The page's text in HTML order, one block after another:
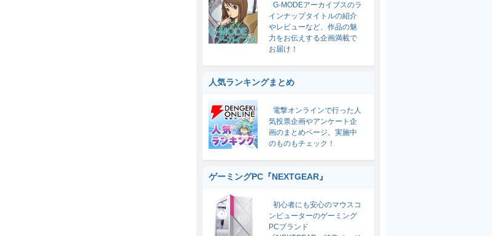
G-MODEアーカイブスのラ
インナップタイトルの紹介
やレビューなど、作品の魅
力をお伝えする企画満載で
お届け！
人気ランキングまとめ
電撃オンラインで行った人
気投票企画やアンケート企
画のまとめページ。実施中
のものもチェック！
ゲーミングPC『NEXTGEAR』
初心者にも安心のマウスコ
ンピューターのゲーミング
PCブランド